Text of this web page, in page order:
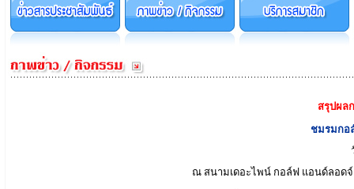
สรุปผล
ชมรมกอ
ณ สนามเดอะไพน์ กอล์ฟ แอนด์ลอด